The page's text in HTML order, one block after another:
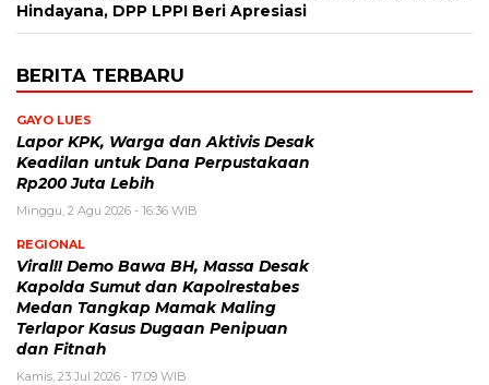
Hindayana, DPP LPPI Beri Apresiasi
BERITA TERBARU
GAYO LUES
Lapor KPK, Warga dan Aktivis Desak
Keadilan untuk Dana Perpustakaan
Rp200 Juta Lebih
Minggu, 2 Agu 2026 - 16:36 WIB
REGIONAL
Viral!! Demo Bawa BH, Massa Desak
Kapolda Sumut dan Kapolrestabes
Medan Tangkap Mamak Maling
Terlapor Kasus Dugaan Penipuan
dan Fitnah
Kamis, 23 Jul 2026 - 17:09 WIB